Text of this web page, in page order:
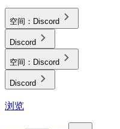
空间： Discord
Discord
空间： Discord
Discord
浏览